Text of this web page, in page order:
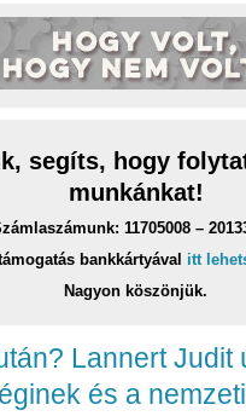
segíts, hogy
munkánkat!
11705008 –
bankkártyával itt
Nagyon köszönjük.
Lannert Judit
és a